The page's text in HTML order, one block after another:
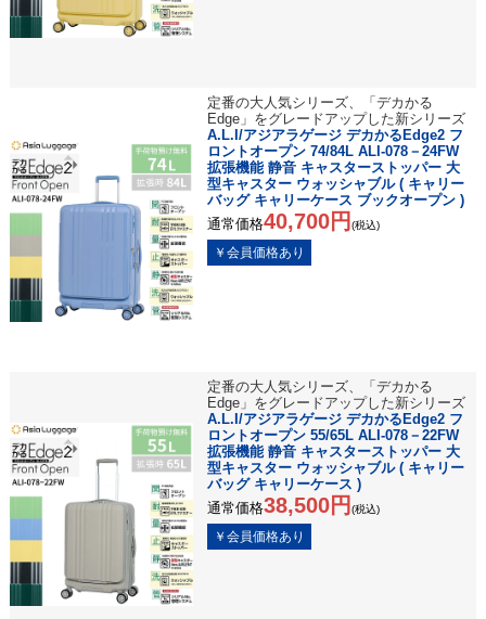
定番の大人気シリーズ、「デカかる
Edge」をグレードアップした新シリーズ
A.L.I/アジアラゲージ デカかるEdge2 フ
ロントオープン 74/84L ALI-078－24FW
拡張機能 静音 キャスターストッパー 大
型キャスター ウォッシャブル ( キャリー
バッグ キャリーケース ブックオープン )
通常価格40,700円 (税込)
定番の大人気シリーズ、「デカかる
Edge」をグレードアップした新シリーズ
A.L.I/アジアラゲージ デカかるEdge2 フ
ロントオープン 55/65L ALI-078－22FW
拡張機能 静音 キャスターストッパー 大
型キャスター ウォッシャブル ( キャリー
バッグ キャリーケース )
通常価格38,500円 (税込)